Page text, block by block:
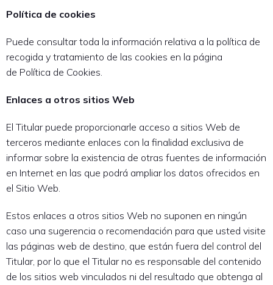
Política de cookies
Puede consultar toda la información relativa a la política de
recogida y tratamiento de las cookies en la página
de Política de Cookies.
Enlaces a otros sitios Web
El Titular puede proporcionarle acceso a sitios Web de
terceros mediante enlaces con la finalidad exclusiva de
informar sobre la existencia de otras fuentes de información
en Internet en las que podrá ampliar los datos ofrecidos en
el Sitio Web.
Estos enlaces a otros sitios Web no suponen en ningún
caso una sugerencia o recomendación para que usted visite
las páginas web de destino, que están fuera del control del
Titular, por lo que el Titular no es responsable del contenido
de los sitios web vinculados ni del resultado que obtenga al